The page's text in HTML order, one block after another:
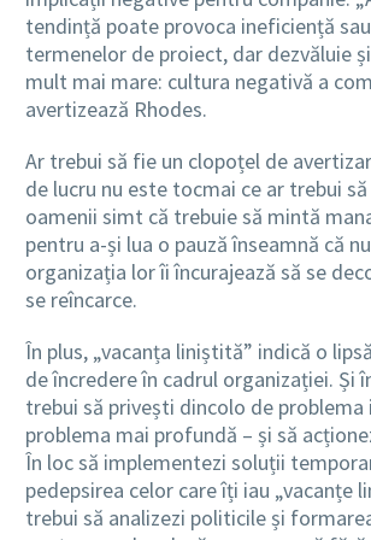
tendință poate provoca ineficiență
termenelor de proiect, dar dezvăluie
mult mai mare: cultura negativă a
avertizează Rhodes.
Ar trebui să fie un clopoțel de
de lucru nu este tocmai ce ar trebui
oamenii simt că trebuie să mintă
pentru a-și lua o pauză înseamnă că
organizația lor îi încurajează să se
se reîncarce.
În plus, „vacanța liniștită” indică o
de încredere în cadrul organizației. Și
trebui să privești dincolo de
problema mai profundă – și să
În loc să implementezi soluții
pedepsirea celor care îți iau „vacanțe
trebui să analizezi politicile și